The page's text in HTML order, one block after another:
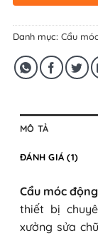
Danh mục: Cẩu
MÔ TẢ
ĐÁNH GIÁ (1)
Cẩu móc
thiết bị
xưởng sửa